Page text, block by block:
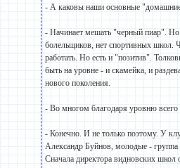
- А каковы наши основные
- Начинает мешать "черный пиар". Но
болельщиков, нет спортивных школ.
работать. Но есть и "позитив".
быть на уровне - и скамейка, и
нового поколения.
- Во многом благодаря уровню
- Конечно. И не только поэтому. У
Александр Буйнов, молодые -
Сначала директора видновских школ